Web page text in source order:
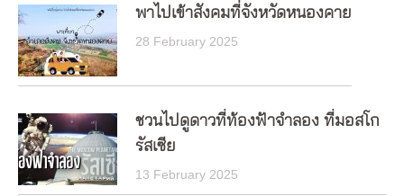
พาไปเข้าสังคมที่จังหวัดหนองคาย
28 February 2025
ชวนไปดูดาวที่ท้องฟ้าจำลอง ที่มอสโก
รัสเซีย
13 February 2025